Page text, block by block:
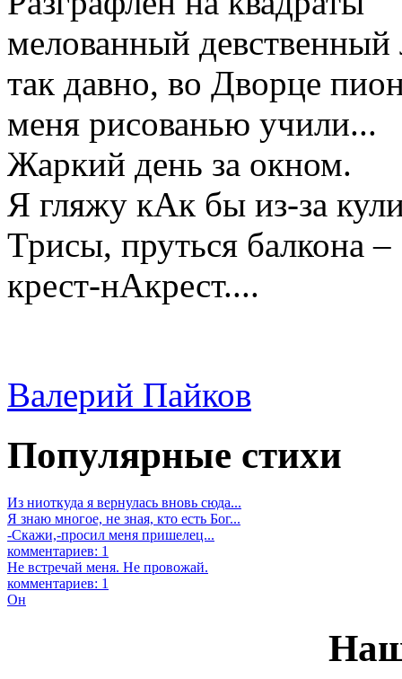
мелованный девственный
так давно, во Дворце
меня рисованью учили...
Жаркий день за окном.
Я гляжу кАк бы из-за
Трисы, пруться балкона –
крест-нАкрест....
Валерий Пайков
Популярные стихи
Из ниоткуда я вернулась вновь сюда...
Я знаю многое, не зная, кто есть Бог...
-Скажи,-просил меня пришелец...
комментариев: 1
Не встречай меня. Не провожай.
комментариев: 1
Он